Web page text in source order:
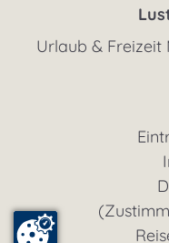
Urlaub &